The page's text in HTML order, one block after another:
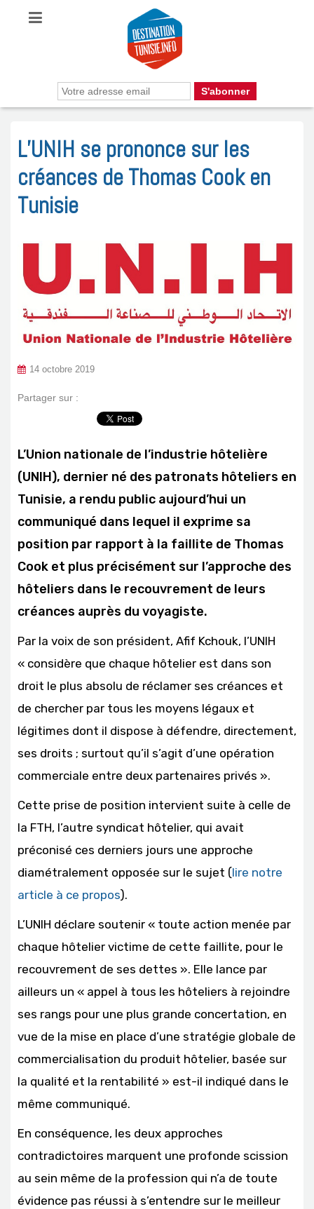
L’UNIH se prononce sur les
créances de Thomas Cook en
Tunisie
14 octobre 2019
Partager sur :
L’Union nationale de l’industrie hôtelière
(UNIH), dernier né des patronats hôteliers en
Tunisie, a rendu public aujourd’hui un
communiqué dans lequel il exprime sa
position par rapport à la faillite de Thomas
Cook et plus précisément sur l’approche des
hôteliers dans le recouvrement de leurs
créances auprès du voyagiste.
Par la voix de son président, Afif Kchouk, l’UNIH
« considère que chaque hôtelier est dans son
droit le plus absolu de réclamer ses créances et
de chercher par tous les moyens légaux et
légitimes dont il dispose à défendre, directement,
ses droits ; surtout qu’il s’agit d’une opération
commerciale entre deux partenaires privés ».
Cette prise de position intervient suite à celle de
la FTH, l’autre syndicat hôtelier, qui avait
préconisé ces derniers jours une approche
diamétralement opposée sur le sujet (lire notre
article à ce propos).
L’UNIH déclare soutenir « toute action menée par
chaque hôtelier victime de cette faillite, pour le
recouvrement de ses dettes ». Elle lance par
ailleurs un « appel à tous les hôteliers à rejoindre
ses rangs pour une plus grande concertation, en
vue de la mise en place d’une stratégie globale de
commercialisation du produit hôtelier, basée sur
la qualité et la rentabilité » est-il indiqué dans le
même communiqué.
En conséquence, les deux approches
contradictoires marquent une profonde scission
au sein même de la profession qui n’a de toute
évidence pas réussi à s’entendre sur le meilleur